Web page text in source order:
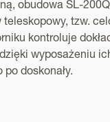
obudowa SL-
tzw.
kontroluje
wyposażeniu
po doskonały.